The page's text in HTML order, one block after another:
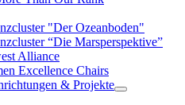
"Der Ozeanboden"
“Die Marsperspektive”
Alliance
Excellence Chairs
& Projekte